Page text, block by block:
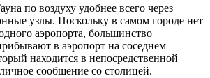
по воздуху удобнее всего через
узлы. Поскольку в самом городе нет
аэропорта, большинство
в аэропорт на соседнем
находится в непосредственной
сообщение со столицей.